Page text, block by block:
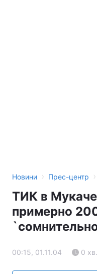
Новини › Прес-центр ›
ТИК в
примерно
00:15, 01.11.04 0 хв.